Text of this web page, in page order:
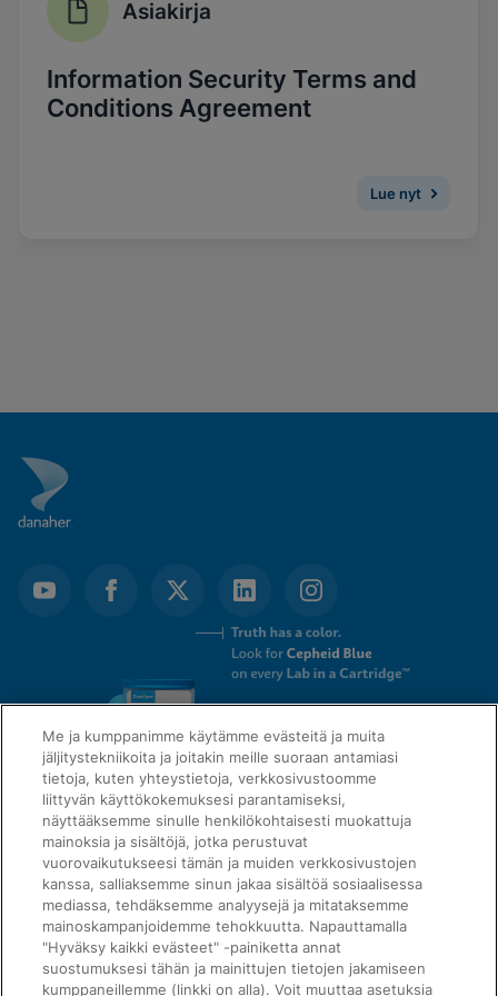
Ota toiminnalliset evästeet käyttöön
Asiakirja
Information Security Terms and
Conditions Agreement
Lue nyt
QUICK LINKS
About Us
LEGAL
Me ja kumppanimme käytämme evästeitä ja muita
jäljitystekniikoita ja joitakin meille suoraan antamiasi
tietoja, kuten yhteystietoja, verkkosivustoomme
liittyvän käyttökokemuksesi parantamiseksi,
näyttääksemme sinulle henkilökohtaisesti muokattuja
mainoksia ja sisältöjä, jotka perustuvat
vuorovaikutukseesi tämän ja muiden verkkosivustojen
kanssa, salliaksemme sinun jakaa sisältöä sosiaalisessa
mediassa, tehdäksemme analyysejä ja mitataksemme
mainoskampanjoidemme tehokkuutta. Napauttamalla
"Hyväksy kaikki evästeet" -painiketta annat
suostumuksesi tähän ja mainittujen tietojen jakamiseen
kumppaneillemme (linkki on alla). Voit muuttaa asetuksia